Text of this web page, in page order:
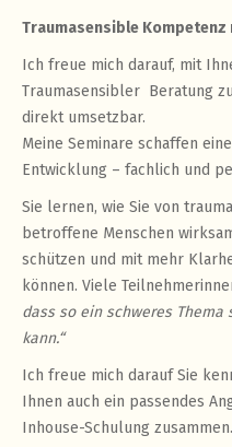
Traumasensible Kompetenz
Ich freue mich darauf, mit
Traumasensibler Beratung
direkt umsetzbar.
Meine Seminare schaffen
Entwicklung – fachlich und
Sie lernen, wie Sie von
betroffene Menschen
schützen und mit mehr
können. Viele
dass so ein schweres
kann.“
Ich freue mich darauf Sie
Ihnen auch ein passendes
Inhouse-Schulung zusammen.